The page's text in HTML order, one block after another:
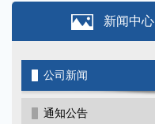
新闻中心
公司新闻
通知公告